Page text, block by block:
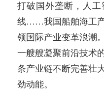
打破国外垄断，人
线……我国船舶海工产
领国际产业变革浪潮
一艘艘凝聚前沿技术
条产业链不断完善壮
劲动能。